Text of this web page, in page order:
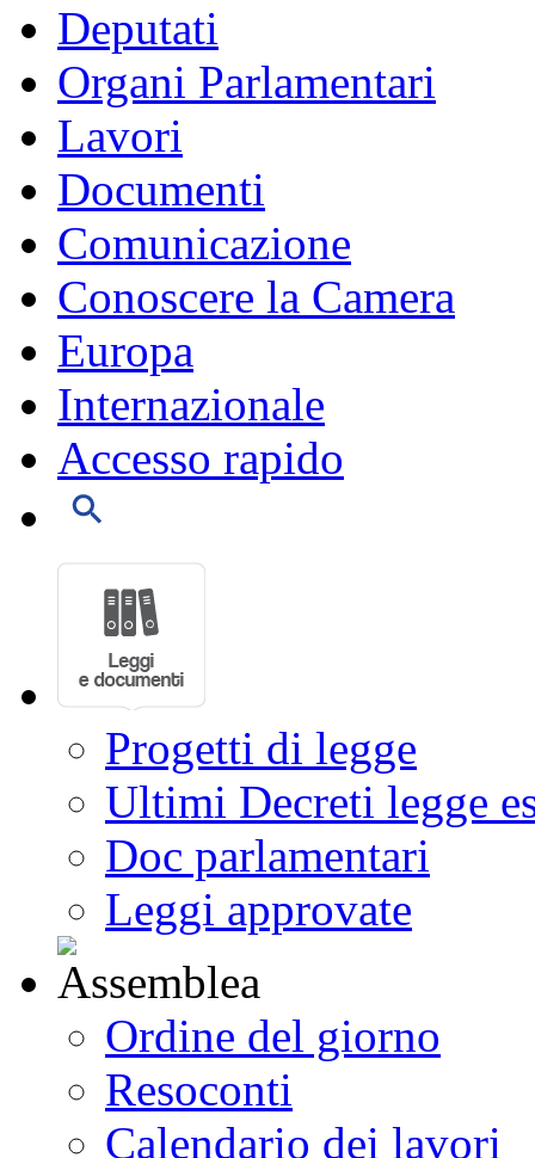
Deputati
Organi Parlamentari
Lavori
Documenti
Comunicazione
Conoscere la Camera
Europa
Internazionale
Accesso rapido
Progetti di legge
Ultimi Decreti legge
Doc parlamentari
Leggi approvate
Ordine del giorno
Resoconti
Calendario dei lavori